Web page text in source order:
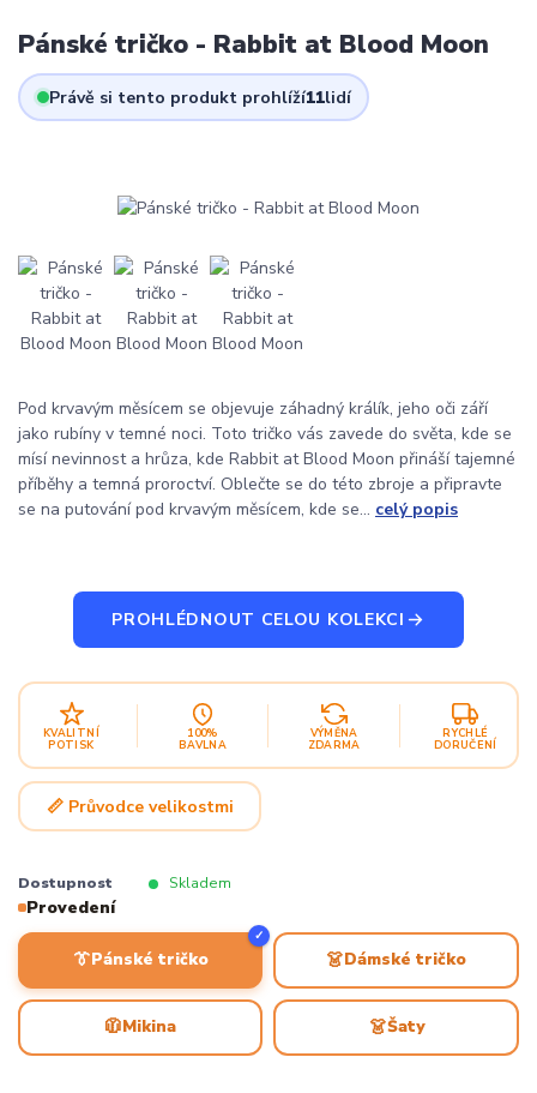
Pánské tričko - Rabbit at Blood Moon
Právě si tento produkt prohlíží11lidí
Pod krvavým měsícem se objevuje záhadný králík, jeho oči září
jako rubíny v temné noci. Toto tričko vás zavede do světa, kde se
mísí nevinnost a hrůza, kde Rabbit at Blood Moon přináší tajemné
příběhy a temná proroctví. Oblečte se do této zbroje a připravte
se na putování pod krvavým měsícem, kde se... celý popis
PROHLÉDNOUT CELOU KOLEKCI
KVALITNÍ
POTISK
100%
BAVLNA
VÝMĚNA
ZDARMA
RYCHLÉ
DORUČENÍ
📏 Průvodce velikostmi
Dostupnost Skladem
Provedení
👔Pánské tričko
✓
👗Dámské tričko
🧥Mikina 👗Šaty